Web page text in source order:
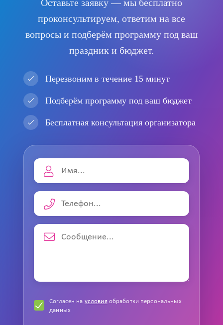
Оставьте заявку — мы бесплатно
проконсультируем, ответим на все
вопросы и подберём программу под ваш
праздник и бюджет.
Перезвоним в течение 15 минут
Подберём программу под ваш бюджет
Бесплатная консультация организатора
Согласен на условияобработки персональных
данных